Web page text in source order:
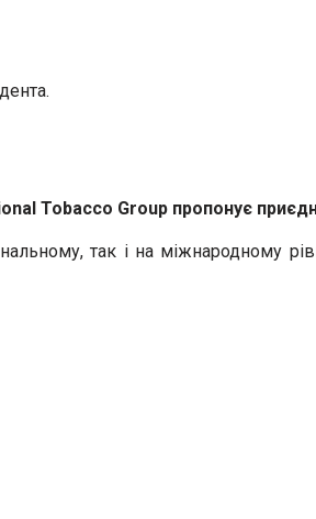
Tobacco Group пропонує
так і на міжнародному